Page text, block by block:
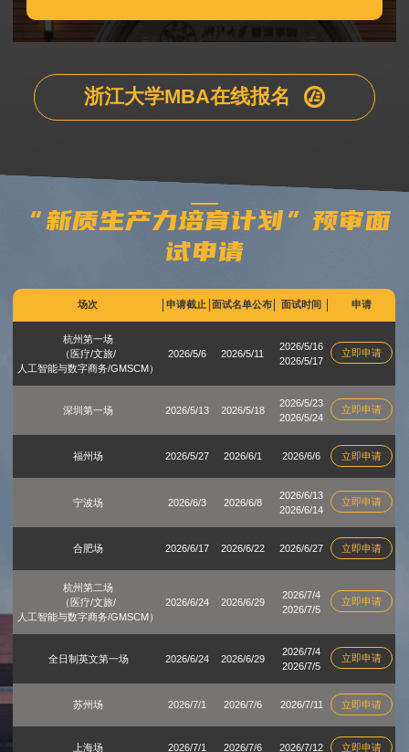
浙江大学MBA在线报名
“新质生产力培育计划”预审面
试申请
场次 申请截止 面试名单公布 面试时间 申请
杭州第一场
（医疗/文旅/
人工智能与数字商务/GMSCM）
2026/5/6 2026/5/11
2026/5/16
2026/5/17
立即申请
深圳第一场 2026/5/13 2026/5/18
2026/5/23
2026/5/24
立即申请
福州场 2026/5/27 2026/6/1 2026/6/6 立即申请
宁波场 2026/6/3 2026/6/8
2026/6/13
2026/6/14
立即申请
合肥场 2026/6/17 2026/6/22 2026/6/27 立即申请
杭州第二场
（医疗/文旅/
人工智能与数字商务/GMSCM）
2026/6/24 2026/6/29
2026/7/4
2026/7/5
立即申请
全日制英文第一场 2026/6/24 2026/6/29
2026/7/4
2026/7/5
立即申请
苏州场 2026/7/1 2026/7/6 2026/7/11 立即申请
上海场 2026/7/1 2026/7/6 2026/7/12 立即申请